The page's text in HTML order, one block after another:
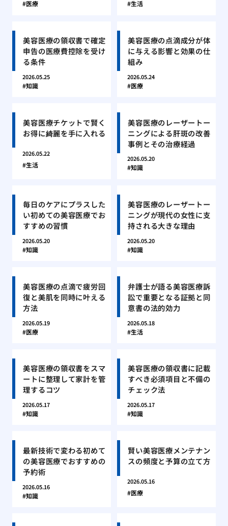
医療 生活
美容医療の領収書で確定
申告の医療費控除を受け
る条件
2026.05.25
知識
美容医療の点滴成分が体
に与える影響と効果の仕
組み
2026.05.24
医療
美容医療チケットで賢く
お得に綺麗を手に入れる
2026.05.22
生活
美容医療のレーザートー
ニングによる肝斑の改善
事例とその治療経過
2026.05.20
知識
毎日のケアにプラスした
い初めての美容医療でお
すすめの習慣
2026.05.20
知識
美容医療のレーザートー
ニングが現代の女性に支
持される大きな理由
2026.05.20
知識
美容医療の点滴で疲労回
復と美肌を同時に叶える
方法
2026.05.19
医療
弁護士が語る美容医療訴
訟で重要となる証拠と同
意書の法的効力
2026.05.18
生活
美容医療の領収書をスマ
ートに整理して家計を管
理するコツ
2026.05.17
知識
美容医療の領収書に記載
すべき必須項目と不備の
チェック法
2026.05.17
知識
最新技術で変わる初めて
の美容医療でおすすめの
予約術
2026.05.16
知識
賢い美容医療メンテナン
スの頻度と予算の立て方
2026.05.16
医療